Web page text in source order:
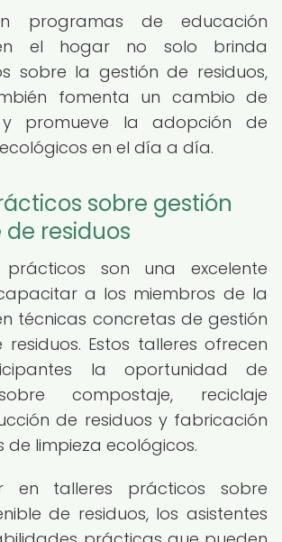
programas de educación
el hogar no solo brinda
sobre la gestión de residuos,
fomenta un cambio de
promueve la adopción de
en el día a día.
sobre gestión
residuos
prácticos son una excelente
a los miembros de la
técnicas concretas de gestión
residuos. Estos talleres ofrecen
la oportunidad de
compostaje, reciclaje
de residuos y fabricación
limpieza ecológicos.
en talleres prácticos sobre
de residuos, los asistentes